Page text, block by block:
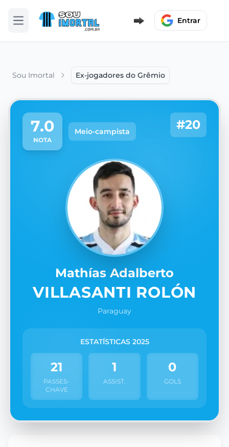
Abrir menu Entrar
Sou Imortal Ex-jogadores do Grêmio
7.0
NOTA
Meio-campista #20
Mathías Adalberto
VILLASANTI ROLÓN
Paraguay
ESTATÍSTICAS 2025
21
PASSES-
CHAVE
1
ASSIST.
0
GOLS